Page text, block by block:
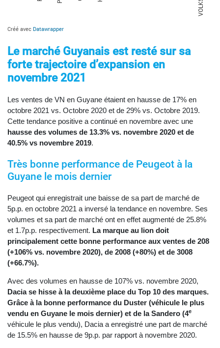
Le marché Guyanais est resté sur sa
forte trajectoire d’expansion en
novembre 2021
Les ventes de VN en Guyane étaient en hausse de 17% en
octobre 2021 vs. Octobre 2020 et de 29% vs. Octobre 2019.
Cette tendance positive a continué en novembre avec une
hausse des volumes de 13.3% vs. novembre 2020 et de
40.5% vs novembre 2019.
Très bonne performance de Peugeot à la
Guyane le mois dernier
Peugeot qui enregistrait une baisse de sa part de marché de
5p.p. en octobre 2021 a inversé la tendance en novembre. Ses
volumes et sa part de marché ont en effet augmenté de 25.8%
et 1.7p.p. respectivement. La marque au lion doit
principalement cette bonne performance aux ventes de 208
(+106% vs. novembre 2020), de 2008 (+80%) et de 3008
(+66.7%).
Avec des volumes en hausse de 107% vs. novembre 2020,
Dacia se hisse à la deuxième place du Top 10 des marques.
Grâce à la bonne performance du Duster (véhicule le plus
vendu en Guyane le mois dernier) et de la Sandero (4e
véhicule le plus vendu), Dacia a enregistré une part de marché
de 15.5% en hausse de 9p.p. par rapport à novembre 2020.